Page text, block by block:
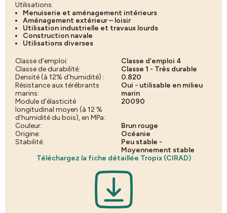
Utilisations:
Menuiserie et aménagement intérieurs
Aménagement extérieur – loisir
Utilisation industrielle et travaux lourds
Construction navale
Utilisations diverses
Classe d'emploi:
Classe d’emploi 4
Classe de durabilité:
Classe 1 - Très durable
Densité (à 12% d’humidité) :
0.820
Résistance aux térébrants
marins:
Oui - utilisable en milieu
marin
Module d'élasticité
longitudinal moyen (à 12 %
d’humidité du bois), en MPa:
20090
Couleur:
Brun rouge
Origine:
Océanie
Stabilité:
Peu stable -
Moyennement stable
Téléchargez la fiche détaillée Tropix (CIRAD)